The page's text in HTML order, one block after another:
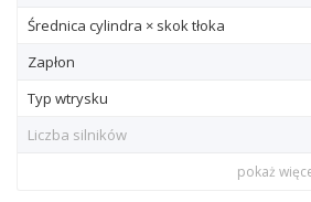
Średnica cylindra × skok tłoka
Zapłon
Typ wtrysku
Liczba silników
pokaż